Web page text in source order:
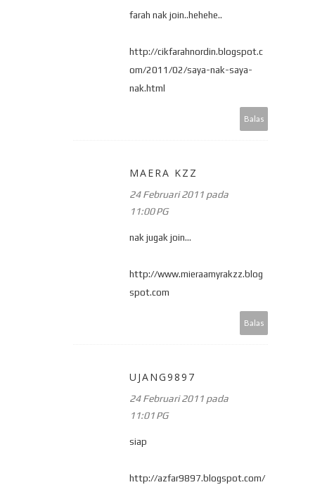
farah nak join..hehehe..
http://cikfarahnordin.blogspot.c
om/2011/02/saya-nak-saya-
nak.html
Balas
MAERA KZZ
24 Februari 2011 pada
11:00 PG
nak jugak join...
http://www.mieraamyrakzz.blog
spot.com
Balas
UJANG9897
24 Februari 2011 pada
11:01 PG
siap
http://azfar9897.blogspot.com/